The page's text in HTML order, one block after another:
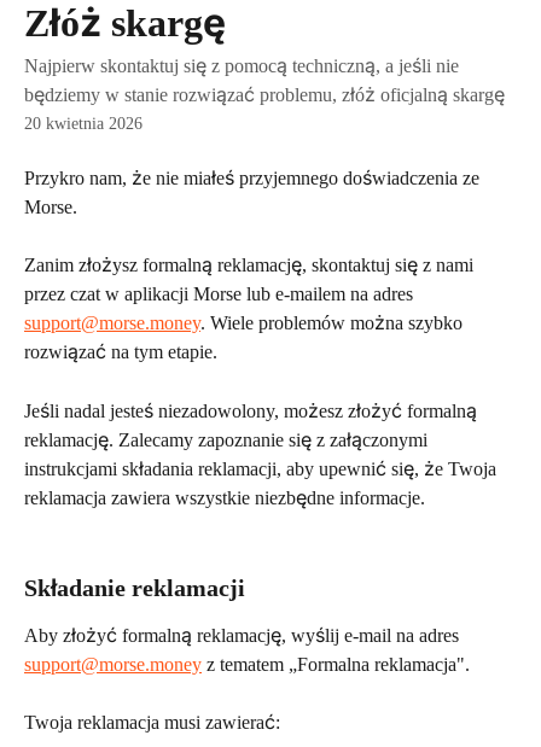
Złóż skargę
Najpierw skontaktuj się z pomocą techniczną, a jeśli nie
będziemy w stanie rozwiązać problemu, złóż oficjalną skargę
20 kwietnia 2026
Przykro nam, że nie miałeś przyjemnego doświadczenia ze
Morse.
Zanim złożysz formalną reklamację, skontaktuj się z nami
przez czat w aplikacji Morse lub e-mailem na adres
support@morse.money. Wiele problemów można szybko
rozwiązać na tym etapie.
Jeśli nadal jesteś niezadowolony, możesz złożyć formalną
reklamację. Zalecamy zapoznanie się z załączonymi
instrukcjami składania reklamacji, aby upewnić się, że Twoja
reklamacja zawiera wszystkie niezbędne informacje.
Składanie reklamacji
Aby złożyć formalną reklamację, wyślij e-mail na adres
support@morse.money z tematem „Formalna reklamacja".
Twoja reklamacja musi zawierać: